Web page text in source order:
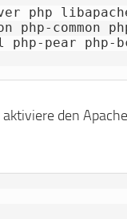
php
common
php-pear php-
den